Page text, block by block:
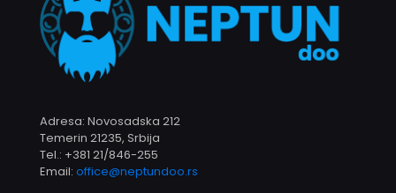
Adresa: Novosadska 212
Temerin 21235, Srbija
Tel.: +381 21/846-255
Email: office@neptundoo.rs